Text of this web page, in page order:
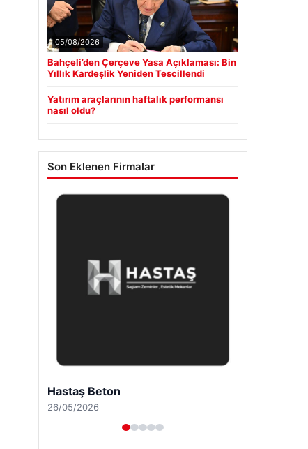
05/08/2026
Bahçeli’den Çerçeve Yasa Açıklaması: Bin
Yıllık Kardeşlik Yeniden Tescillendi
Yatırım araçlarının haftalık performansı
nasıl oldu?
Son Eklenen Firmalar
Hastaş Beton
26/05/2026